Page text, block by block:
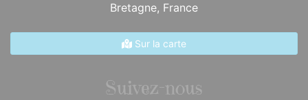
Bretagne, France
Sur la carte
Suivez-nous